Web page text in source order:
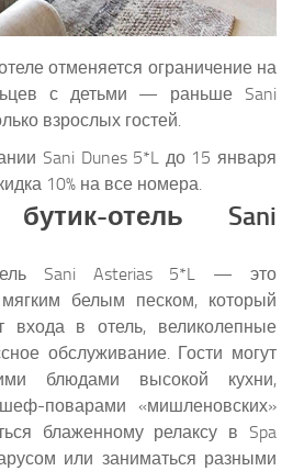
отменяется ограничение на
с детьми — раньше Sani
взрослых гостей.
Sani Dunes 5*L до 15 января
10% на все номера.
отель Sani
Sani Asterias 5*L — это
белым песком, который
входа в отель, великолепные
обслуживание. Гости могут
блюдами высокой кухни,
поварами «мишленовских»
блаженному релаксу в Spa
или заниматься разными